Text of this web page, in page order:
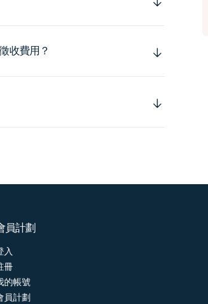
收費用？
員計劃
入
冊
的帳號
員計劃